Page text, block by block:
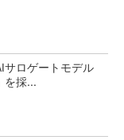
サロゲートモデル
を採...